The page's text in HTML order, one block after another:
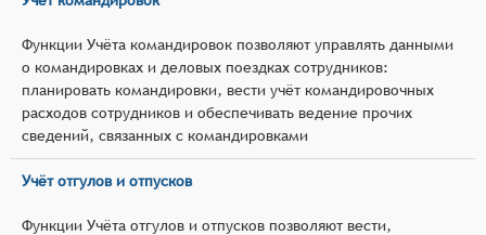
Функции Учёта командировок позволяют управлять данными
о командировках и деловых поездках сотрудников:
планировать командировки, вести учёт командировочных
расходов сотрудников и обеспечивать ведение прочих
сведений, связанных с командировками
Учёт отгулов и отпусков
Функции Учёта отгулов и отпусков позволяют вести,